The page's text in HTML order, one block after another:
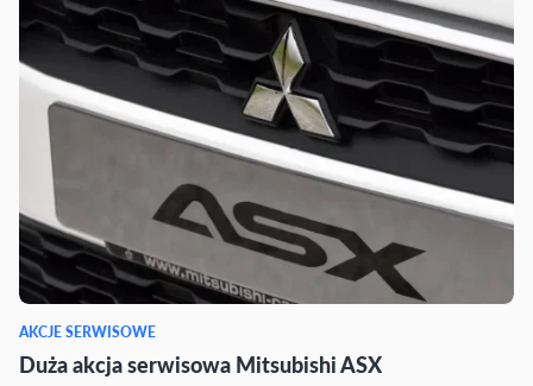
AKCJE SERWISOWE
Duża akcja serwisowa Mitsubishi ASX